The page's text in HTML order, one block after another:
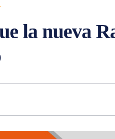
la nueva